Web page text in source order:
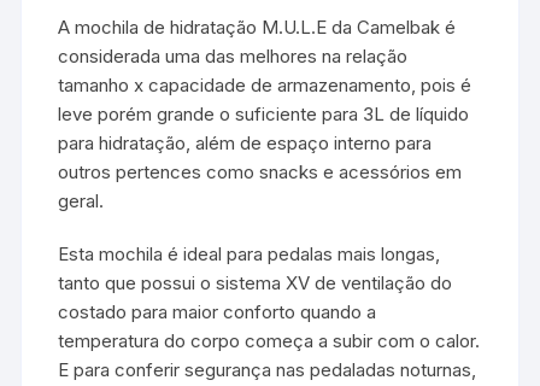
A mochila de hidratação M.U.L.E da Camelbak é
considerada uma das melhores na relação
tamanho x capacidade de armazenamento, pois é
leve porém grande o suficiente para 3L de líquido
para hidratação, além de espaço interno para
outros pertences como snacks e acessórios em
geral.
Esta mochila é ideal para pedalas mais longas,
tanto que possui o sistema XV de ventilação do
costado para maior conforto quando a
temperatura do corpo começa a subir com o calor.
E para conferir segurança nas pedaladas noturnas,